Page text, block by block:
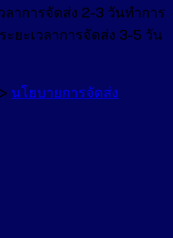
ลาการจัดส่ง 2-3 วันทำการ
ยะเวลาการจัดส่ง 3-5 วัน
นโยบายการจัดส่ง